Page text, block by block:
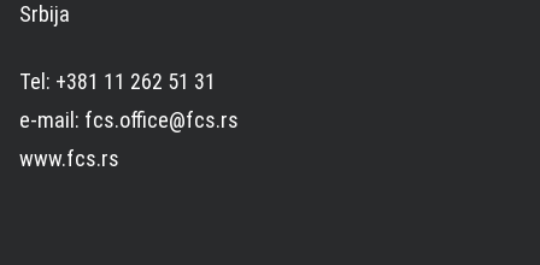
Srbija
Tel: +381 11 262 51 31
e-mail: fcs.office@fcs.rs
www.fcs.rs